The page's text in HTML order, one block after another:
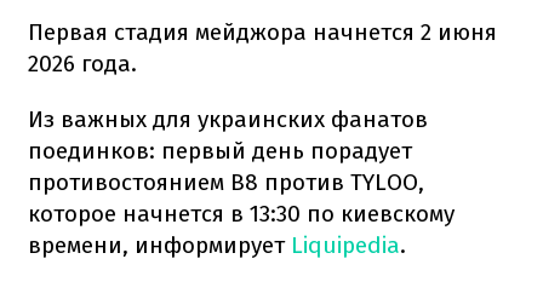
Первая стадия мейджора начнется 2 июня
2026 года.
Из важных для украинских фанатов
поединков: первый день порадует
противостоянием B8 против TYLOO,
которое начнется в 13:30 по киевскому
времени, информирует Liquipedia.